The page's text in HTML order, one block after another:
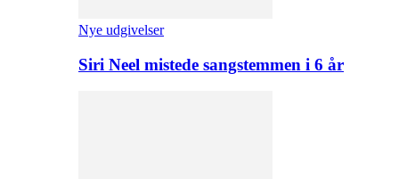
Nye udgivelser
Siri Neel mistede sangstemmen i 6 år